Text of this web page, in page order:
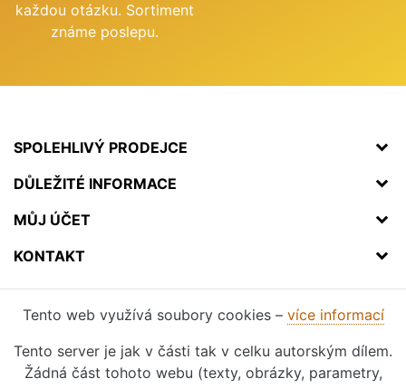
každou otázku. Sortiment
známe poslepu.
SPOLEHLIVÝ PRODEJCE
DŮLEŽITÉ INFORMACE
MŮJ ÚČET
KONTAKT
Tento web využívá soubory cookies – více informací
Tento server je jak v části tak v celku autorským dílem.
Žádná část tohoto webu (texty, obrázky, parametry,